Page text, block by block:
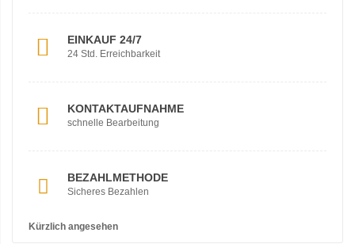
EINKAUF 24/7
24 Std. Erreichbarkeit
KONTAKTAUFNAHME
schnelle Bearbeitung
BEZAHLMETHODE
Sicheres Bezahlen
Kürzlich angesehen